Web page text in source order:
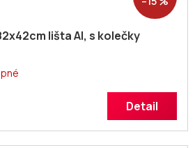
lišta Al, s kolečky
Detail